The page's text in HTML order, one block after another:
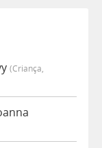
(criança,